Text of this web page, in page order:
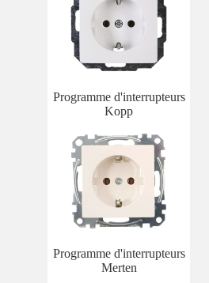
Programme d'interrupteurs
Kopp
Programme d'interrupteurs
Merten